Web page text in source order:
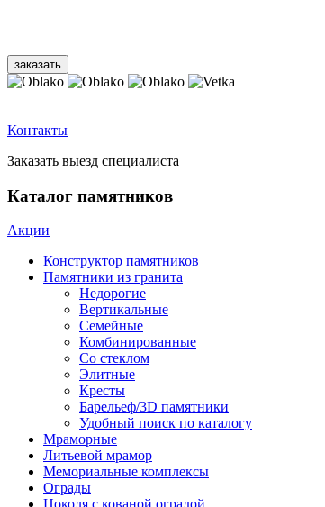
Контакты
Заказать выезд специалиста
Каталог памятников
Акции
Конструктор памятников
Памятники из гранита
Недорогие
Вертикальные
Семейные
Комбинированные
Со стеклом
Элитные
Кресты
Барельеф/3D памятники
Удобный поиск по каталогу
Мраморные
Литьевой мрамор
Мемориальные комплексы
Ограды